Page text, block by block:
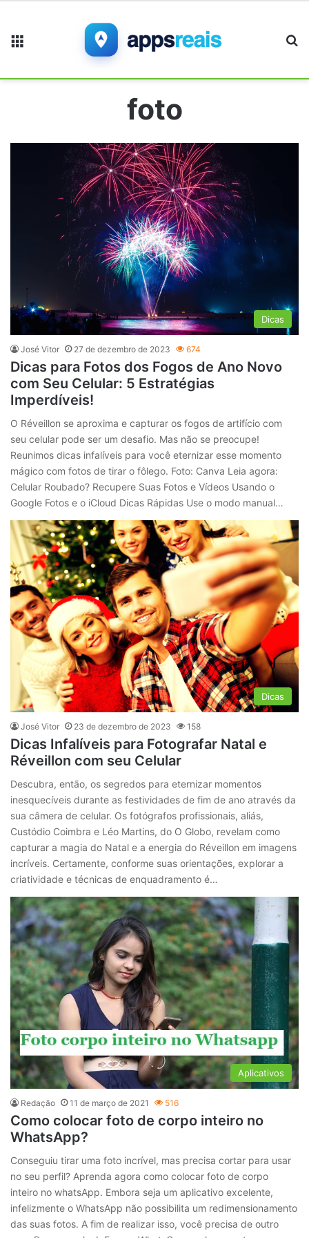
foto
Dicas
José Vitor 27 de dezembro de 2023 674
Dicas para Fotos dos Fogos de Ano Novo
com Seu Celular: 5 Estratégias
Imperdíveis!
O Réveillon se aproxima e capturar os fogos de artifício com
seu celular pode ser um desafio. Mas não se preocupe!
Reunimos dicas infalíveis para você eternizar esse momento
mágico com fotos de tirar o fôlego. Foto: Canva Leia agora:
Celular Roubado? Recupere Suas Fotos e Vídeos Usando o
Google Fotos e o iCloud Dicas Rápidas Use o modo manual…
Dicas
José Vitor 23 de dezembro de 2023 158
Dicas Infalíveis para Fotografar Natal e
Réveillon com seu Celular
Descubra, então, os segredos para eternizar momentos
inesquecíveis durante as festividades de fim de ano através da
sua câmera de celular. Os fotógrafos profissionais, aliás,
Custódio Coimbra e Léo Martins, do O Globo, revelam como
capturar a magia do Natal e a energia do Réveillon em imagens
incríveis. Certamente, conforme suas orientações, explorar a
criatividade e técnicas de enquadramento é…
Aplicativos
Redação 11 de março de 2021 516
Como colocar foto de corpo inteiro no
WhatsApp?
Conseguiu tirar uma foto incrível, mas precisa cortar para usar
no seu perfil? Aprenda agora como colocar foto de corpo
inteiro no whatsApp. Embora seja um aplicativo excelente,
infelizmente o WhatsApp não possibilita um redimensionamento
das suas fotos. A fim de realizar isso, você precisa de outro